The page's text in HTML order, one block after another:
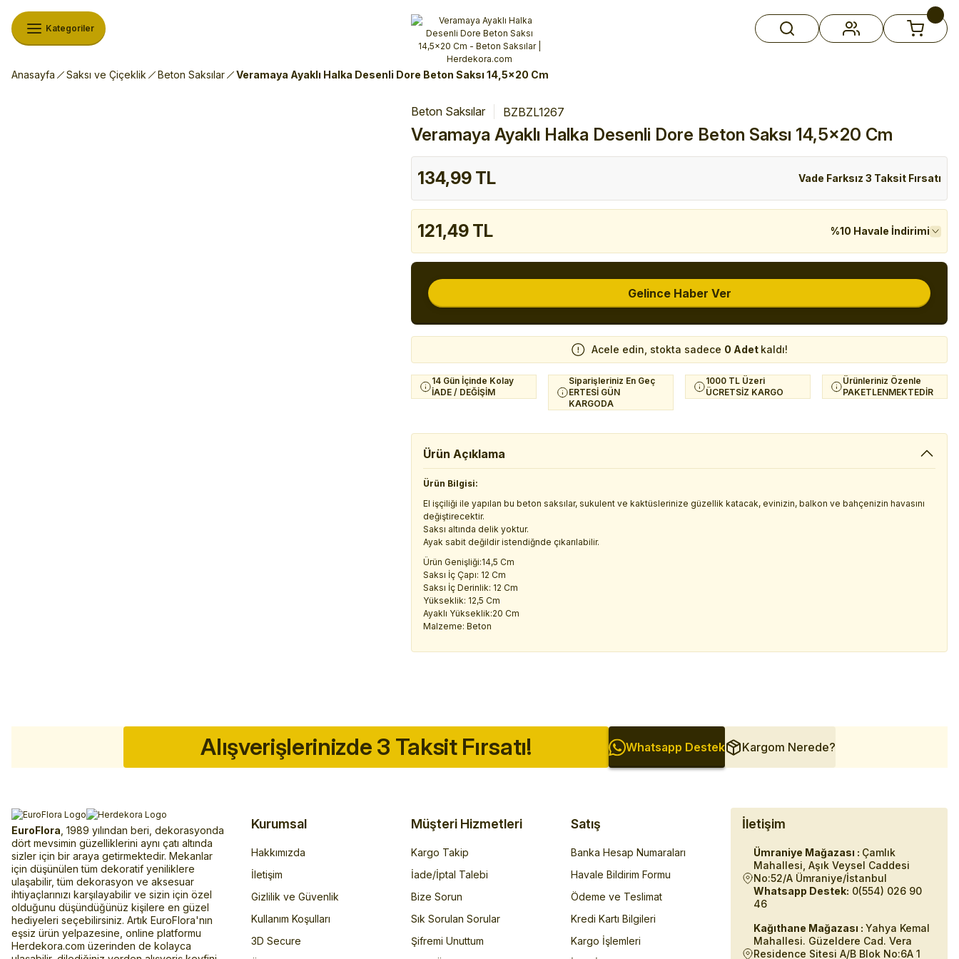
Alışverişlerinizde 3 Taksit Fırsatı! İlk siparişinizi verin!
%10 Havale İndirimi
Şimdi Alışveriş yap!
Kategoriler
Anasayfa Saksı ve Çiçeklik Beton Saksılar Veramaya Ayaklı Halka Desenli Dore Beton Saksı 14,5x20 Cm
Beton Saksılar BZBZL1267
Veramaya Ayaklı Halka Desenli Dore Beton Saksı 14,5x20 Cm
134,99 TL Vade Farksız 3 Taksit Fırsatı
121,49 TL %10 Havale İndirimi
Gelince Haber Ver
Acele edin, stokta sadece 0 Adet kaldı!
14 Gün İçinde Kolay
İADE / DEĞİŞİM
Siparişleriniz En Geç
ERTESİ GÜN
KARGODA
1000 TL Üzeri
ÜCRETSİZ KARGO
Ürünleriniz Özenle
PAKETLENMEKTEDİR
Ürün Açıklama
Ürün Bilgisi:
El işçiliği ile yapılan bu beton saksılar, sukulent ve kaktüslerinize güzellik katacak, evinizin, balkon ve bahçenizin havasını
değiştirecektir.
Saksı altında delik yoktur.
Ayak sabit değildir istendiğnde çıkarılabilir.
Ürün Genişliği:14,5 Cm
Saksı İç Çapı: 12 Cm
Saksı İç Derinlik: 12 Cm
Yükseklik: 12,5 Cm
Ayaklı Yükseklik:20 Cm
Malzeme: Beton
Alışverişlerinizde 3 Taksit Fırsatı! Whatsapp Destek Kargom Nerede?
EuroFlora , 1989 yılından beri, dekorasyonda
dört mevsimin güzelliklerini aynı çatı altında
sizler için bir araya getirmektedir. Mekanlar
için düşünülen tüm dekoratif yeniliklere
ulaşabilir, tüm dekorasyon ve aksesuar
ihtiyaçlarınızı karşılayabilir ve sizin için özel
olduğunu düşündüğünüz kişilere en güzel
hediyeleri seçebilirsiniz. Artık EuroFlora'nın
eşsiz ürün yelpazesine, online platformu
Herdekora.com üzerinden de kolayca
Kurumsal
Hakkımızda
İletişim
Gizlilik ve Güvenlik
Kullanım Koşulları
3D Secure
Müşteri Hizmetleri
Kargo Takip
İade/İptal Talebi
Bize Sorun
Sık Sorulan Sorular
Şifremi Unuttum
Satış
Banka Hesap Numaraları
Havale Bildirim Formu
Ödeme ve Teslimat
Kredi Kartı Bilgileri
Kargo İşlemleri
İletişim
Ümraniye Mağazası : Çamlık
Mahallesi, Aşık Veysel Caddesi
No:52/A Ümraniye/İstanbul
Whatsapp Destek: 0(554) 026 90
46
Kağıthane Mağazası : Yahya Kemal
Mahallesi. Güzeldere Cad. Vera
Residence Sitesi A/B Blok No:6A 1